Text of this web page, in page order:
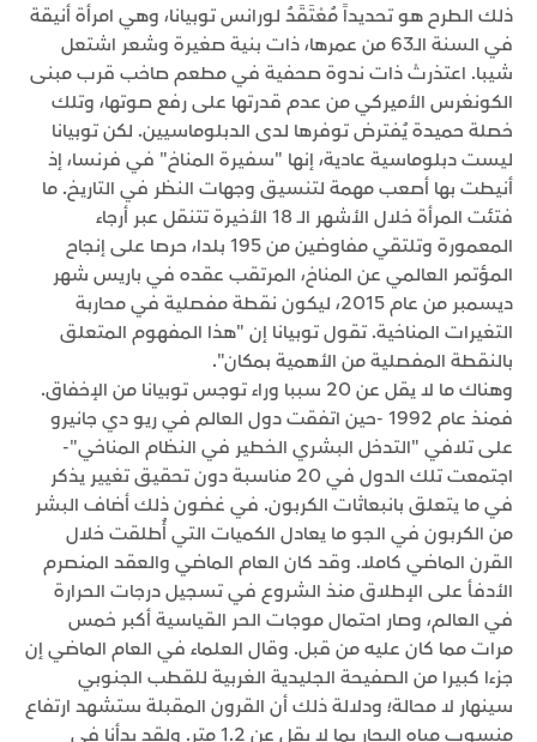
ذلك الطرح هو تحديداً مُعْتَقَدُ لورانس توبيانا، وهي امرأة أنيقة
في السنة الـ63 من عمرها، ذات بنية صغيرة وشعر اشتعل
شيبا. اعتذرتْ ذات ندوة صحفية في مطعم صاخب قرب مبنى
الكونغرس الأميركي من عدم قدرتها على رفع صوتها، وتلك
خصلة حميدة يُفترض توفرها لدى الدبلوماسيين. لكن توبيانا
ليست دبلوماسية عادية، إنها "سفيرة المناخ" في فرنسا، إذ
أنيطت بها أصعب مهمة لتنسيق وجهات النظر في التاريخ. ما
فتئت المرأة خلال الأشهر الـ 18 الأخيرة تتنقل عبر أرجاء
المعمورة وتلتقي مفاوضين من 195 بلدا، حرصا على إنجاح
المؤتمر العالمي عن المناخ، المرتقب عقده في باريس شهر
ديسمبر من عام 2015، ليكون نقطة مفصلية في محاربة
التغيرات المناخية. تقول توبيانا إن "هذا المفهوم المتعلق
بالنقطة المفصلية من الأهمية بمكان".
وهناك ما لا يقل عن 20 سببا وراء توجس توبيانا من الإخفاق.
فمنذ عام 1992 -حين اتفقت دول العالم في ريو دي جانيرو
على تلافي "التدخل البشري الخطير في النظام المناخي"-
اجتمعت تلك الدول في 20 مناسبة دون تحقيق تغيير يذكر
في ما يتعلق بانبعاثات الكربون. في غضون ذلك أضاف البشر
من الكربون في الجو ما يعادل الكميات التي أُطلقت خلال
القرن الماضي كاملا. وقد كان العام الماضي والعقد المنصرم
الأدفأ على الإطلاق منذ الشروع في تسجيل درجات الحرارة
في العالم، وصار احتمال موجات الحر القياسية أكبر خمس
مرات مما كان عليه من قبل. وقال العلماء في العام الماضي إن
جزءا كبيرا من الصفيحة الجليدية الغربية للقطب الجنوبي
سينهار لا محالة؛ ودلالة ذلك أن القرون المقبلة ستشهد ارتفاع
منسوب مياه البحار بما لا يقل عن 1.2 متر. ولقد بدأنا في